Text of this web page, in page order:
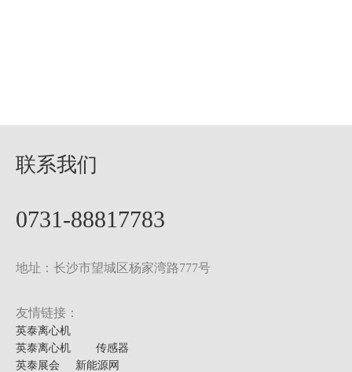
联系我们
0731-88817783
地址：长沙市望城区杨家湾路777号
友情链接：
英泰离心机
英泰离心机
传感器
英泰展会
新能源网